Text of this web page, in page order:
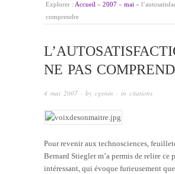
Explorer : Accueil » 2007 » mai »
comprendre
NE PAS
4 mai 2007 · by cgenin · in citations
Pour revenir aux technosciences,
Bernard Stiegler m’a permis de relire ce
intéressant, qui évoque furieusement